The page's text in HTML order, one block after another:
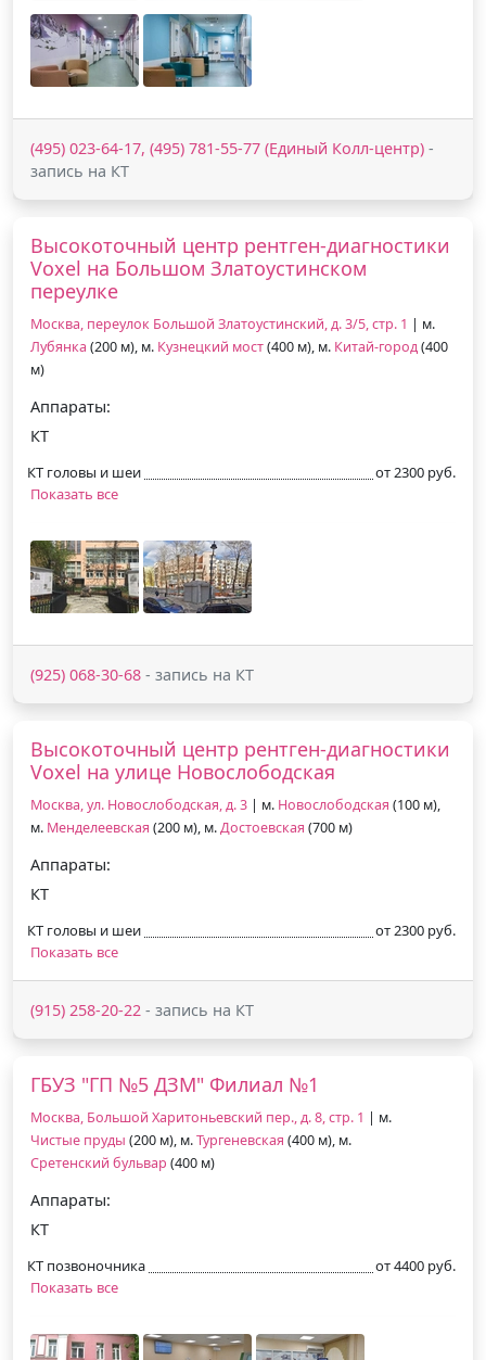
(495) 023-64-17, (495) 781-55-77 (Единый Колл-центр) -
запись на КТ
Высокоточный центр рентген-диагностики
Voxel на Большом Златоустинском
переулке
Москва, переулок Большой Златоустинский, д. 3/5, стр. 1 | м.
Лубянка (200 м), м. Кузнецкий мост(400 м), м. Китай-город(400
м)
Аппараты:
КТ
КТ головы и шеи
от 2300 руб.
Показать все
(925) 068-30-68 - запись на КТ
Высокоточный центр рентген-диагностики
Voxel на улице Новослободская
Москва, ул. Новослободская, д. 3 | м. Новослободская (100 м),
м. Менделеевская (200 м), м.Достоевская (700 м)
Аппараты:
КТ
КТ головы и шеи
от 2300 руб.
Показать все
(915) 258-20-22 - запись на КТ
ГБУЗ "ГП №5 ДЗМ" Филиал №1
Москва, Большой Харитоньевский пер., д. 8, стр. 1 | м.
Чистые пруды (200 м), м.Тургеневская (400 м), м.
Сретенский бульвар (400 м)
Аппараты:
КТ
КТ позвоночника
от 4400 руб.
Показать все